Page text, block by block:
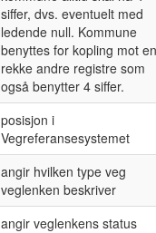
siffer, dvs. eventuelt med
ledende null. Kommune
benyttes for kopling mot en
rekke andre registre som
også benytter 4 siffer.
posisjon i
Vegreferansesystemet
angir hvilken type veg
veglenken beskriver
angir veglenkens status